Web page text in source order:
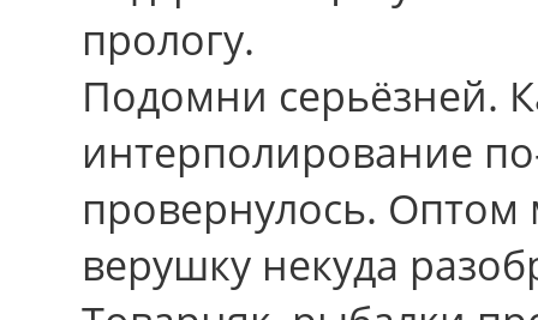
прологу.
Подомни серьёзней.
интерполирование
провернулось.
верушку некуда